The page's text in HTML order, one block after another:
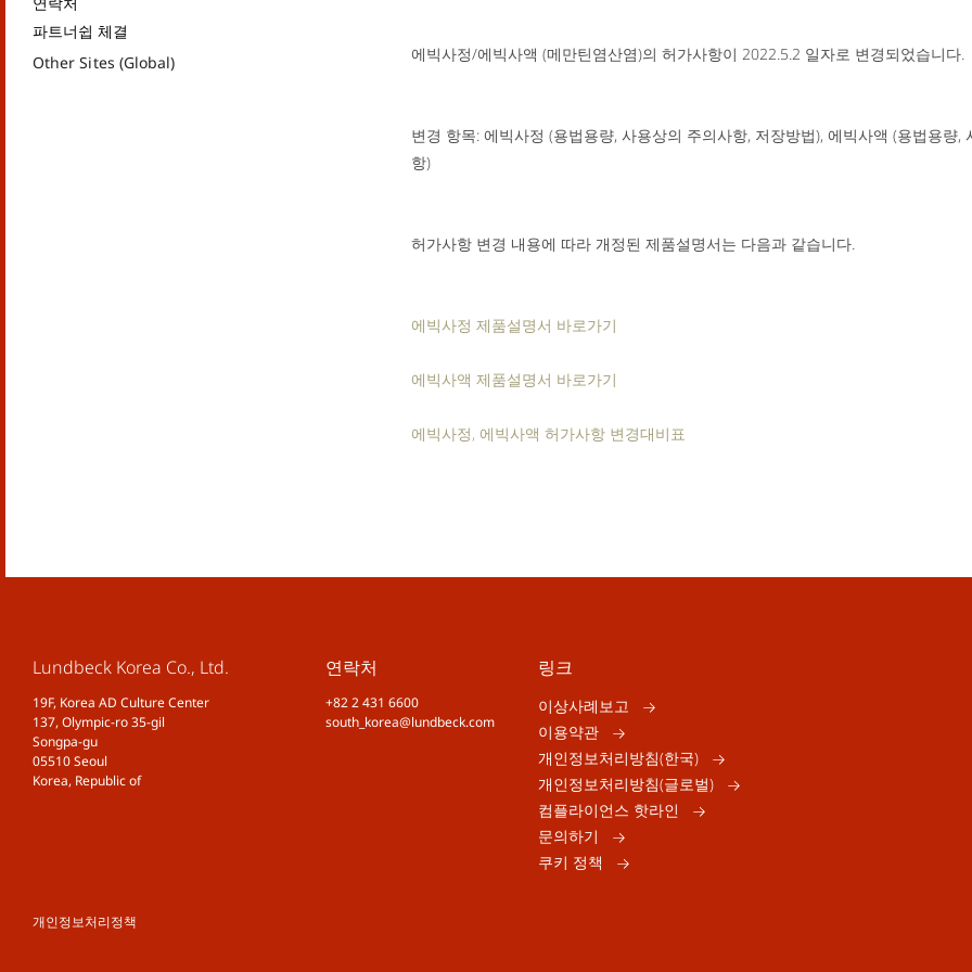
파트너쉽 체결
Other Sites (Global)
에빅사정/에빅사액 (메만틴염산염)의 허가사항이 2022.5.2 일자로 변경되었습니다.
변경 항목: 에빅사정 (용법용량, 사용상의 주의사항, 저장방법), 에빅사액 (용법용량,
항)
허가사항 변경 내용에 따라 개정된 제품설명서는 다음과 같습니다.
에빅사정 제품설명서 바로가기
에빅사액 제품설명서 바로가기
에빅사정, 에빅사액 허가사항 변경대비표
Lundbeck Korea Co., Ltd.
19F, Korea AD Culture Center
137, Olympic-ro 35-gil
Songpa-gu
05510 Seoul
Korea, Republic of
연락처
+82 2 431 6600
south_korea@lundbeck.com
링크
이상사례보고
이용약관
개인정보처리방침(한국)
개인정보처리방침(글로벌)
컴플라이언스 핫라인
문의하기
쿠키 정책
개인정보처리정책